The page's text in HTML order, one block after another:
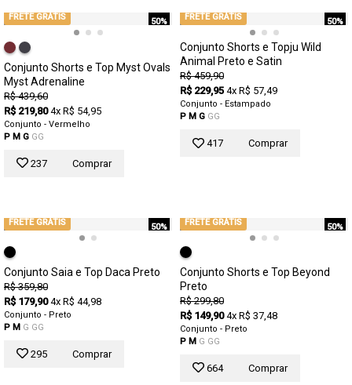
50%
FRETE GRÁTIS
Conjunto Shorts e Top Myst Ovals
Myst Adrenaline
R$ 439,60
R$ 219,80 4x R$ 54,95
Conjunto - Vermelho
P M G GG
237 Comprar
50%
FRETE GRÁTIS
Conjunto Shorts e Topju Wild
Animal Preto e Satin
R$ 459,90
R$ 229,95 4x R$ 57,49
Conjunto - Estampado
P M G GG
417 Comprar
50%
FRETE GRÁTIS
Conjunto Saia e Top Daca Preto
R$ 359,80
R$ 179,90 4x R$ 44,98
Conjunto - Preto
P M G GG
295 Comprar
50%
FRETE GRÁTIS
Conjunto Shorts e Top Beyond
Preto
R$ 299,80
R$ 149,90 4x R$ 37,48
Conjunto - Preto
P M G GG
664 Comprar